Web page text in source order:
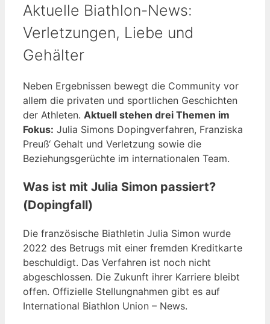
Aktuelle Biathlon-News:
Verletzungen, Liebe und
Gehälter
Neben Ergebnissen bewegt die Community vor
allem die privaten und sportlichen Geschichten
der Athleten. Aktuell stehen drei Themen im
Fokus: Julia Simons Dopingverfahren, Franziska
Preuß‘ Gehalt und Verletzung sowie die
Beziehungsgerüchte im internationalen Team.
Was ist mit Julia Simon passiert?
(Dopingfall)
Die französische Biathletin Julia Simon wurde
2022 des Betrugs mit einer fremden Kreditkarte
beschuldigt. Das Verfahren ist noch nicht
abgeschlossen. Die Zukunft ihrer Karriere bleibt
offen. Offizielle Stellungnahmen gibt es auf
International Biathlon Union – News.